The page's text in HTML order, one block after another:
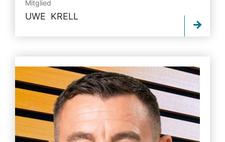
Mitglied
UWE KRELL